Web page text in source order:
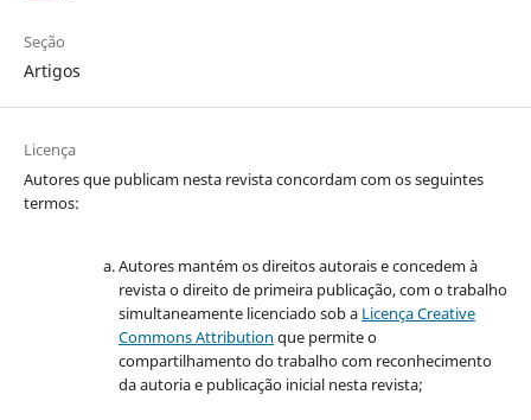
Seção
Artigos
Licença
Autores que publicam nesta revista concordam com os seguintes
termos:
Autores mantém os direitos autorais e concedem à
revista o direito de primeira publicação, com o trabalho
simultaneamente licenciado sob a Licença Creative
Commons Attribution que permite o
compartilhamento do trabalho com reconhecimento
da autoria e publicação inicial nesta revista;